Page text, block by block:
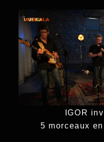
IGOR
5 morceaux